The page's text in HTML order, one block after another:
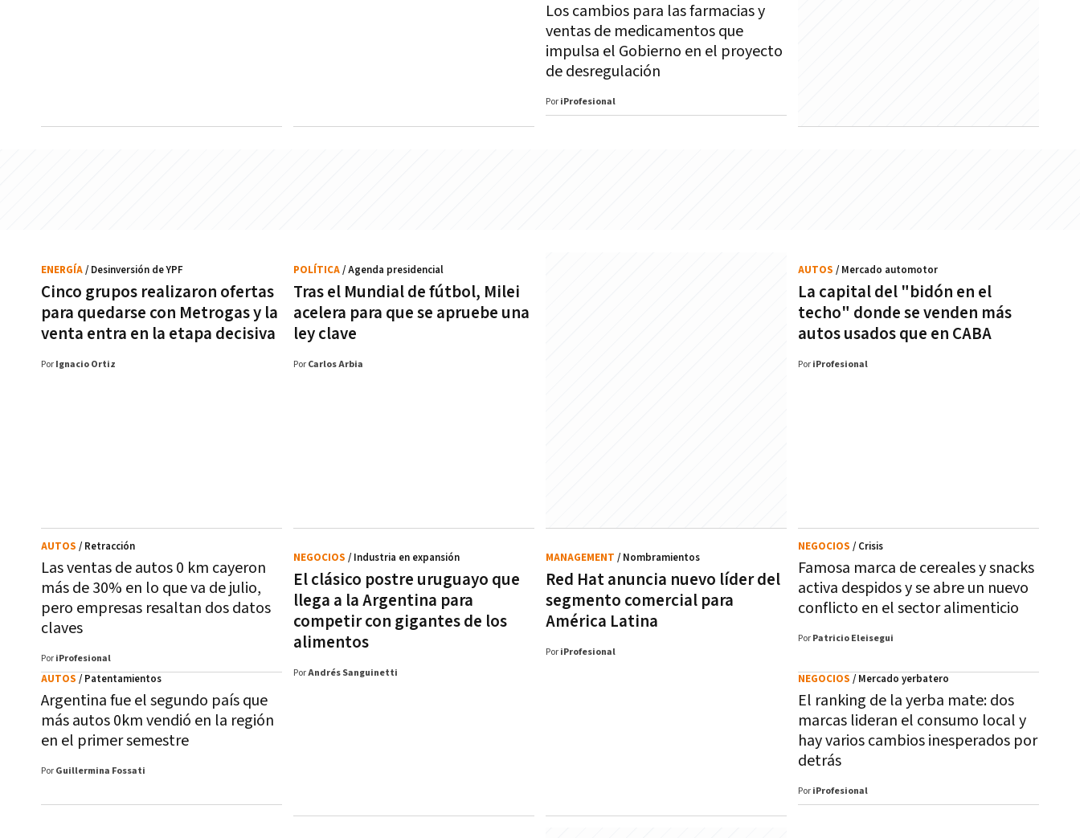
Los cambios para las farmacias y
ventas de medicamentos que
impulsa el Gobierno en el proyecto
de desregulación
Por iProfesional
Cinco grupos realizaron ofertas
para quedarse con Metrogas y la
venta entra en la etapa decisiva
ENERGÍA/ Desinversión de YPF
Por Ignacio Ortiz
Tras el Mundial de fútbol, Milei
acelera para que se apruebe una
ley clave
POLÍTICA/ Agenda presidencial
Por Carlos Arbia
La capital del "bidón en el
techo" donde se venden más
autos usados que en CABA
AUTOS / Mercado automotor
Por iProfesional
Las ventas de autos 0 km cayeron
más de 30% en lo que va de julio,
pero empresas resaltan dos datos
claves
AUTOS / Retracción
Por iProfesional
Argentina fue el segundo país que
más autos 0km vendió en la región
en el primer semestre
AUTOS / Patentamientos
Por Guillermina Fossati
El clásico postre uruguayo que
llega a la Argentina para
competir con gigantes de los
alimentos
NEGOCIOS / Industria en expansión
PorAndrés Sanguinetti
Red Hat anuncia nuevo líder del
segmento comercial para
América Latina
MANAGEMENT / Nombramientos
Por iProfesional
Famosa marca de cereales y snacks
activa despidos y se abre un nuevo
conflicto en el sector alimenticio
NEGOCIOS / Crisis
Por Patricio Eleisegui
El ranking de la yerba mate: dos
marcas lideran el consumo local y
hay varios cambios inesperados por
detrás
NEGOCIOS / Mercado yerbatero
Por iProfesional